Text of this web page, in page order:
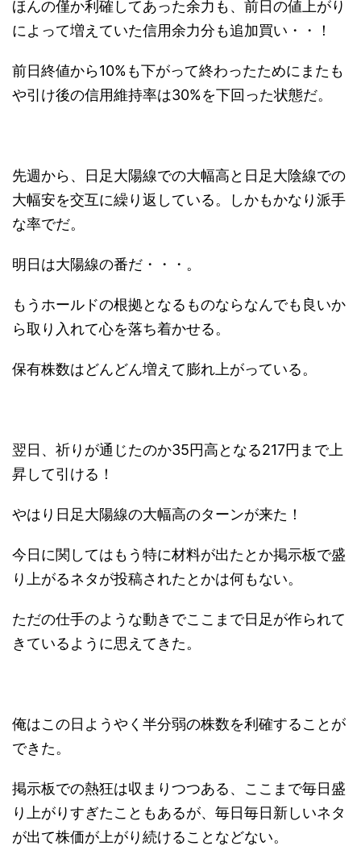
ほんの僅か利確してあった余力も、前日の値上がり
によって増えていた信用余力分も追加買い・・！
前日終値から10%も下がって終わったためにまたも
や引け後の信用維持率は30%を下回った状態だ。
先週から、日足大陽線での大幅高と日足大陰線での
大幅安を交互に繰り返している。しかもかなり派手
な率でだ。
明日は大陽線の番だ・・・。
もうホールドの根拠となるものならなんでも良いか
ら取り入れて心を落ち着かせる。
保有株数はどんどん増えて膨れ上がっている。
翌日、祈りが通じたのか35円高となる217円まで上
昇して引ける！
やはり日足大陽線の大幅高のターンが来た！
今日に関してはもう特に材料が出たとか掲示板で盛
り上がるネタが投稿されたとかは何もない。
ただの仕手のような動きでここまで日足が作られて
きているように思えてきた。
俺はこの日ようやく半分弱の株数を利確することが
できた。
掲示板での熱狂は収まりつつある、ここまで毎日盛
り上がりすぎたこともあるが、毎日毎日新しいネタ
が出て株価が上がり続けることなどない。